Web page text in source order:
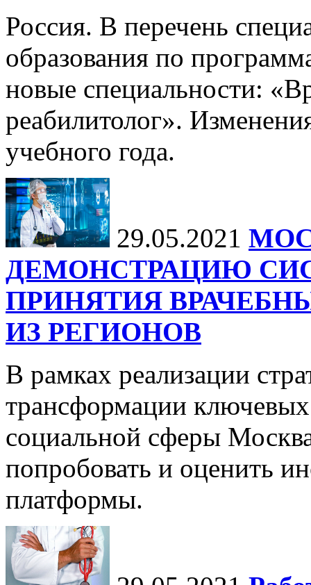
Россия. В перечень
образования по
новые специальности:
реабилитолог».
учебного года.
29.05.2021
ДЕМОНСТРАЦИЮ
ПРИНЯТИЯ
ИЗ РЕГИОНОВ
В рамках реализации
трансформации
социальной сферы
попробовать и оценить
платформы.